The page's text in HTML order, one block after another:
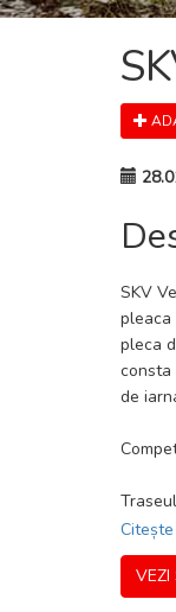
SKV
pleaca
pleca
consta
de
etc,
VEZI